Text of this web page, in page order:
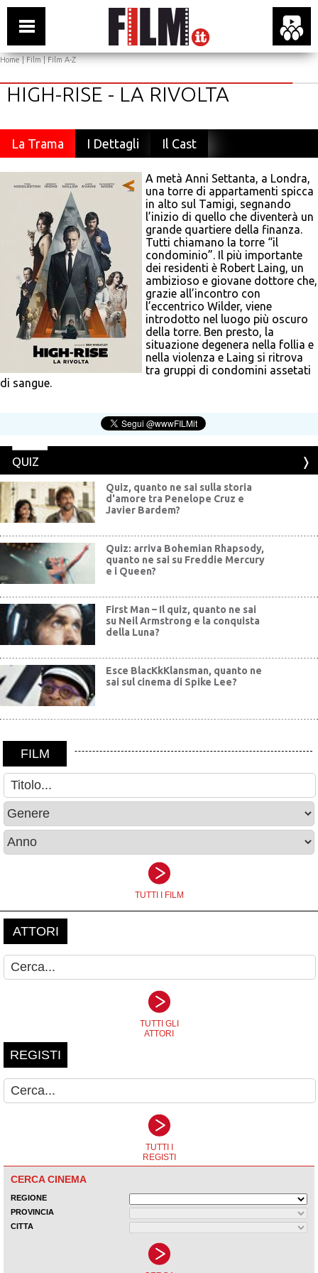
Home|Film|Film A-Z
HIGH-RISE - LA RIVOLTA
La Trama I Dettagli Il Cast
A metà Anni Settanta, a Londra,
una torre di appartamenti spicca
in alto sul Tamigi, segnando
l’inizio di quello che diventerà un
grande quartiere della finanza.
Tutti chiamano la torre “il
condominio”. Il più importante
dei residenti è Robert Laing, un
ambizioso e giovane dottore che,
grazie all’incontro con
l’eccentrico Wilder, viene
introdotto nel luogo più oscuro
della torre. Ben presto, la
situazione degenera nella follia e
nella violenza e Laing si ritrova
tra gruppi di condomini assetati
di sangue.
QUIZ
Quiz, quanto ne sai sulla storia
d'amore tra Penelope Cruz e
Javier Bardem?
Quiz: arriva Bohemian Rhapsody,
quanto ne sai su Freddie Mercury
e i Queen?
First Man – Il quiz, quanto ne sai
su Neil Armstrong e la conquista
della Luna?
Esce BlacKkKlansman, quanto ne
sai sul cinema di Spike Lee?